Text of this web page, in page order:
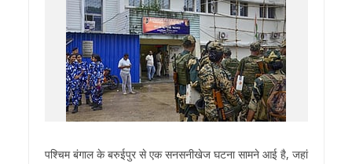
पश्चिम बंगाल के बरुईपुर से एक सनसनीखेज घटना सामने आई है, जहां